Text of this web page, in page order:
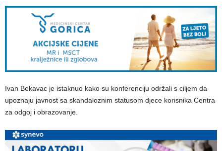
Ivan Bekavac je istaknuo kako su konferenciju održali s ciljem da
upoznaju javnost sa skandaloznim statusom djece korisnika Centra
za odgoj i obrazovanje.